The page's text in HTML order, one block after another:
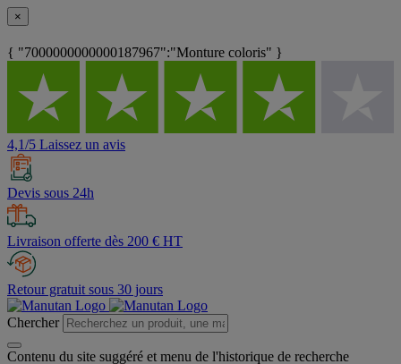
×
{ "7000000000000187967":"Monture coloris" }
4,1/5 Laissez un avis
Devis sous 24h
Livraison offerte dès 200 € HT
Retour gratuit sous 30 jours
Chercher
Contenu du site suggéré et menu de l'historique de recherche